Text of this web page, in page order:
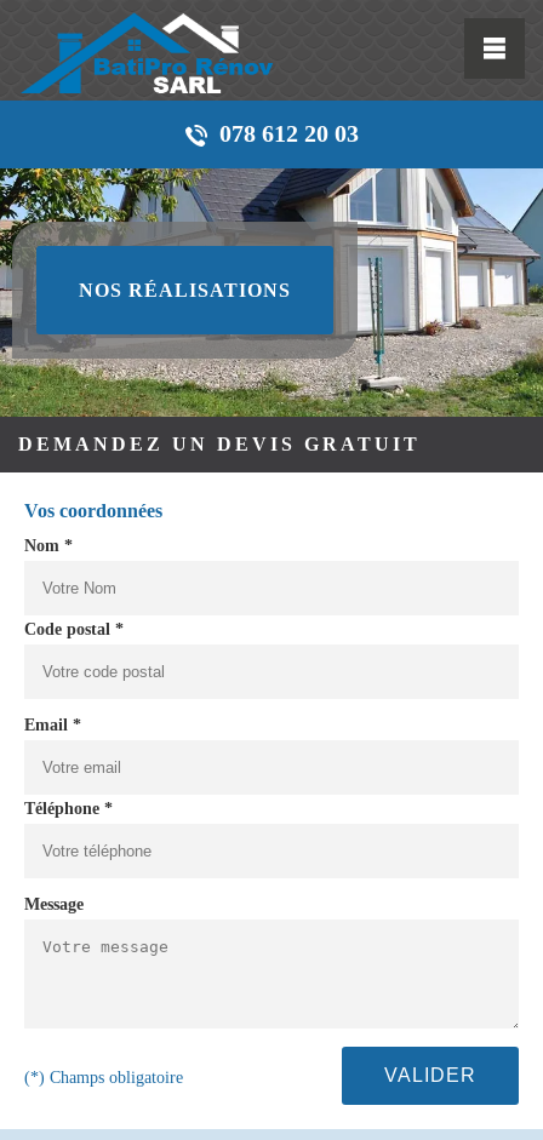
078 612 20 03
NOS RÉALISATIONS
DEMANDEZ UN DEVIS GRATUIT
Vos coordonnées
Nom *
Code postal *
Email *
Téléphone *
Message
(*) Champs obligatoire